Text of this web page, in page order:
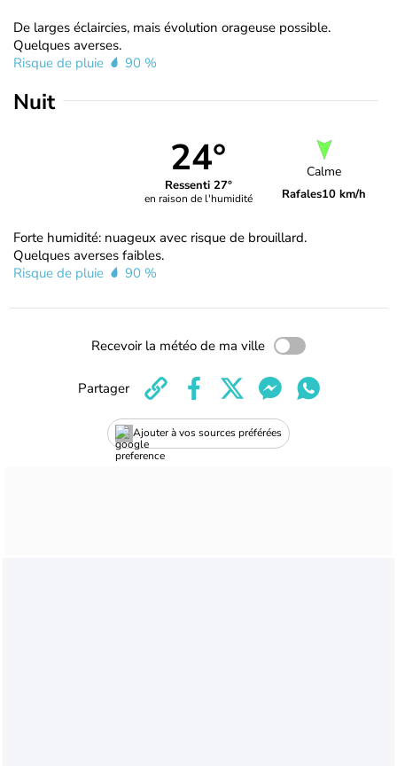
De larges éclaircies, mais évolution orageuse possible.
Quelques averses.
Risque de pluie
90 %
Nuit
24°
Ressenti 27°
en raison de l'humidité
Calme
Rafales10 km/h
Forte humidité: nuageux avec risque de brouillard.
Quelques averses faibles.
Risque de pluie
90 %
Recevoir la météo de ma ville
Ajouter à vos sources préférées
Partager